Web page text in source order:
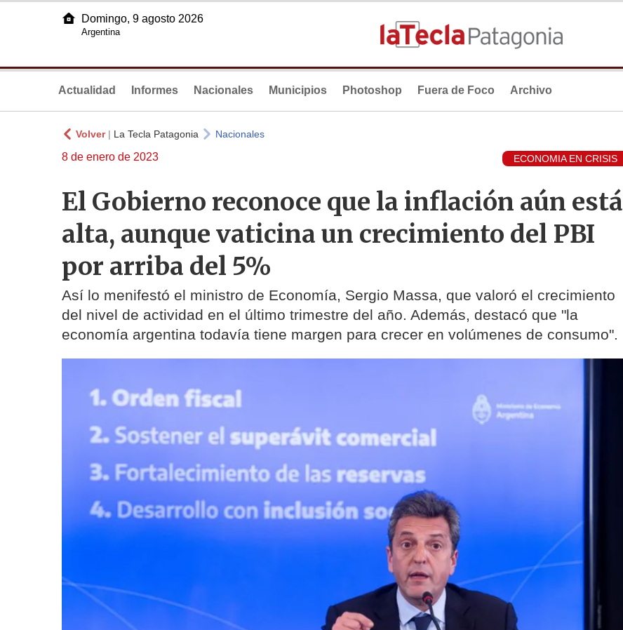
Domingo, 9 agosto 2026
Argentina
Actualidad Informes Nacionales Municipios Photoshop Fuera de Foco Archivo
Volver| La Tecla Patagonia Nacionales
8 de enero de 2023 ECONOMIA EN CRISIS
El Gobierno reconoce que la inflación aún está
alta, aunque vaticina un crecimiento del PBI
por arriba del 5%
Así lo menifestó el ministro de Economía, Sergio Massa, que valoró el crecimiento
del nivel de actividad en el último trimestre del año. Además, destacó que "la
economía argentina todavía tiene margen para crecer en volúmenes de consumo".